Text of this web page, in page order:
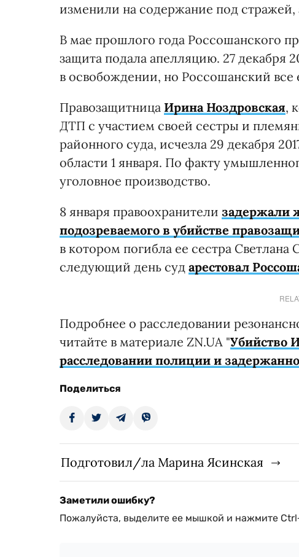
изменили на содержание под
В мае прошлого года Россошанского
защита подала апелляцию. 27 декабря
в освобождении, но Россошанский
Правозащитница Ирина Ноздровская,
ДТП с участием своей сестры и
районного суда, исчезла 29 декабря
области 1 января. По факту
уголовное производство.
8 января правоохранители задержали
подозреваемого в убийстве
в котором погибла ее сестра
следующий день суд арестовал
Подробнее о расследовании
читайте в материале ZN.UA "Убийство
расследовании полиции и
Поделиться
Подготовил/ла Марина Ясинская
Заметили ошибку?
Пожалуйста, выделите ее мышкой и нажмите